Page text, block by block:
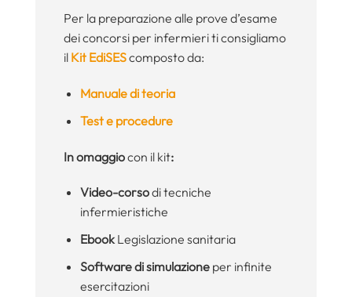
Per la preparazione alle prove d’esame
dei concorsi per infermieri ti consigliamo
il Kit EdiSEScomposto da:
Manuale di teoria
Test e procedure
In omaggiocon il kit:
Video-corsodi tecniche
infermieristiche
Ebook Legislazione sanitaria
Software di simulazioneper infinite
esercitazioni